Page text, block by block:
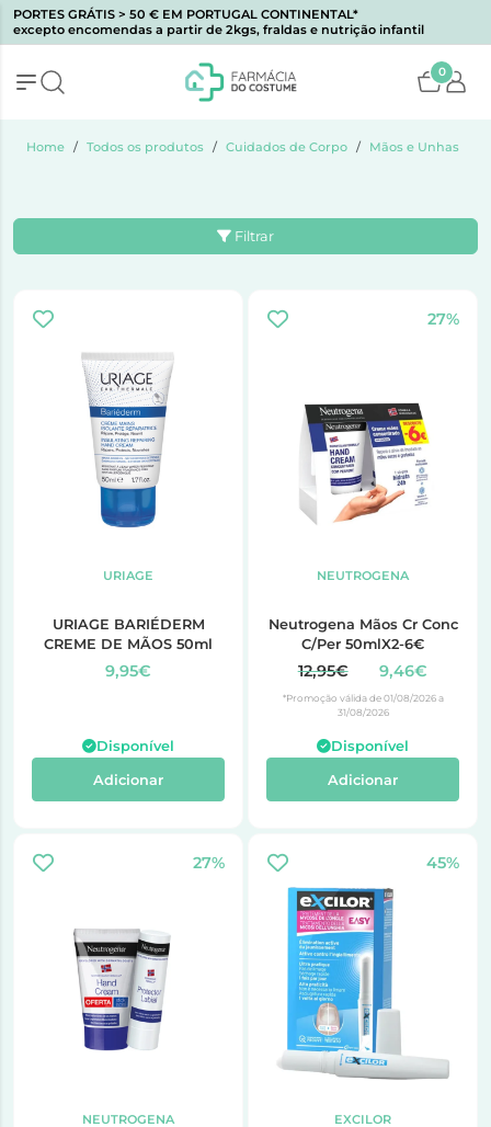
PORTES GRÁTIS > 50 € EM PORTUGAL CONTINENTAL*
excepto encomendas a partir de 2kgs, fraldas e nutrição infantil
0
Home Todos os produtos Cuidados de Corpo Mãos e Unhas
Filtrar
URIAGE
URIAGE BARIÉDERM
CREME DE MÃOS 50ml
9,95€
Disponível
Adicionar
27%
NEUTROGENA
Neutrogena Mãos Cr Conc
C/Per 50mlX2-6€
12,95€ 9,46€
*Promoção válida de 01/08/2026 a
31/08/2026
Disponível
Adicionar
27%
NEUTROGENA
45%
EXCILOR